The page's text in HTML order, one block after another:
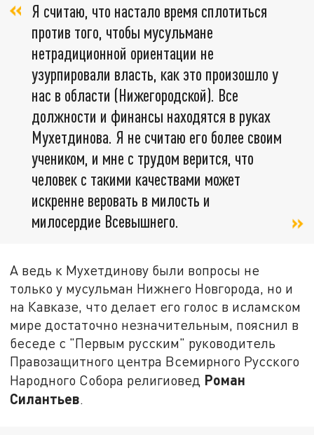
Я считаю, что настало время сплотиться
против того, чтобы мусульмане
нетрадиционной ориентации не
узурпировали власть, как это произошло у
нас в области (Нижегородской). Все
должности и финансы находятся в руках
Мухетдинова. Я не считаю его более своим
учеником, и мне с трудом верится, что
человек с такими качествами может
искренне веровать в милость и
милосердие Всевышнего.
А ведь к Мухетдинову были вопросы не
только у мусульман Нижнего Новгорода, но и
на Кавказе, что делает его голос в исламском
мире достаточно незначительным, пояснил в
беседе с "Первым русским" руководитель
Правозащитного центра Всемирного Русского
Народного Собора религиовед Роман
Силантьев.